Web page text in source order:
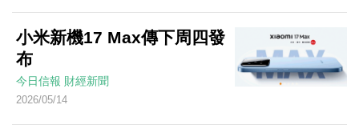
小米新機17 Max傳下周四發
布
今日信報 財經新聞
2026/05/14